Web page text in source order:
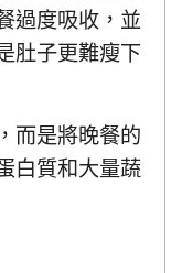
過度吸收，並
肚子更難瘦下
而是將晚餐的
白質和大量蔬